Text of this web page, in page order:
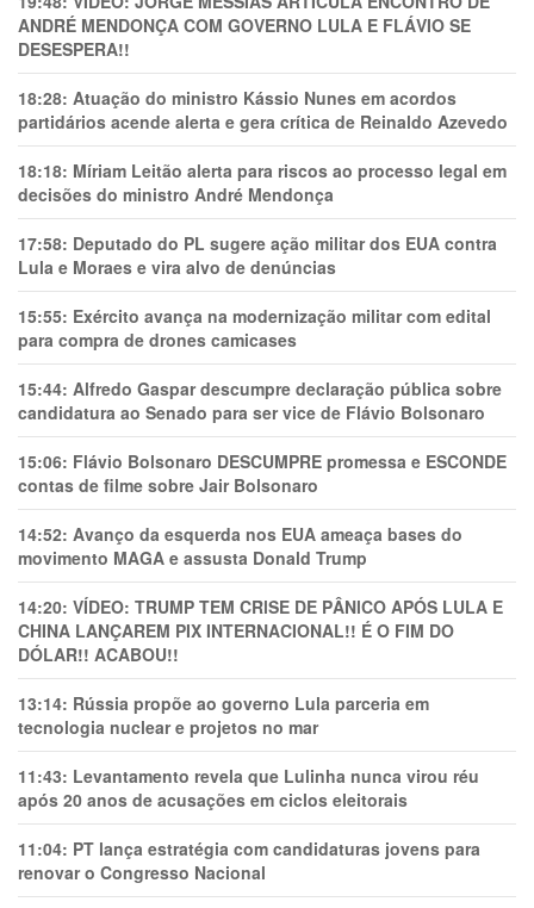
ANDRÉ MENDONÇA COM GOVERNO LULA E FLÁVIO SE
DESESPERA!!
18:28: Atuação do ministro Kássio Nunes em acordos
partidários acende alerta e gera crítica de Reinaldo Azevedo
18:18: Míriam Leitão alerta para riscos ao processo legal em
decisões do ministro André Mendonça
17:58: Deputado do PL sugere ação militar dos EUA contra
Lula e Moraes e vira alvo de denúncias
15:55: Exército avança na modernização militar com edital
para compra de drones camicases
15:44: Alfredo Gaspar descumpre declaração pública sobre
candidatura ao Senado para ser vice de Flávio Bolsonaro
15:06: Flávio Bolsonaro DESCUMPRE promessa e ESCONDE
contas de filme sobre Jair Bolsonaro
14:52: Avanço da esquerda nos EUA ameaça bases do
movimento MAGA e assusta Donald Trump
14:20: VÍDEO: TRUMP TEM CRlSE DE PÂNlCO APÓS LULA E
CHINA LANÇAREM PIX INTERNACIONAL!! É O FIM DO
DÓLAR!! ACABOU!!
13:14: Rússia propõe ao governo Lula parceria em
tecnologia nuclear e projetos no mar
11:43: Levantamento revela que Lulinha nunca virou réu
após 20 anos de acusações em ciclos eleitorais
11:04: PT lança estratégia com candidaturas jovens para
renovar o Congresso Nacional